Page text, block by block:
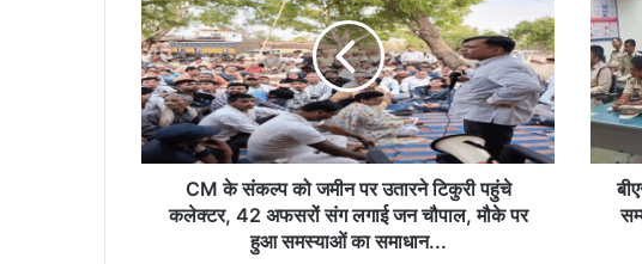
संकल्प
को
जमीन
पर
उतारने
टिकुरी
पहुंचे
कलेक्टर,CM के संकल्प को जमीन पर उतारने टिकुरी पहुंचे
कलेक्टर, 42 अफसरों संग लगाई जन चौपाल, मौके पर
हुआ समस्याओं का समाधान...
अग्निशमन
कर्मियों
के
अदम्य
साहस
मिला
सम्मान;
सेंट्रल